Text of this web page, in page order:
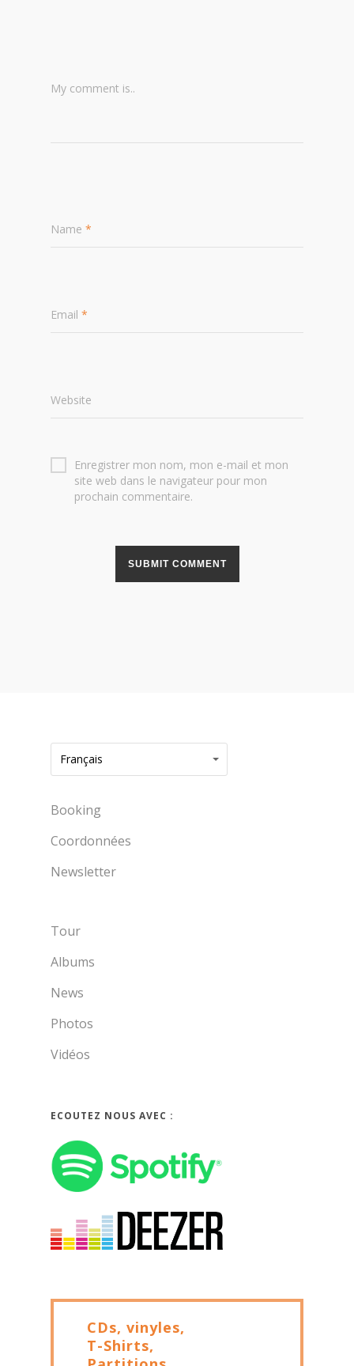
My comment is..
Name *
Email *
Website
Enregistrer mon nom, mon e-mail et mon
site web dans le navigateur pour mon
prochain commentaire.
Français
Booking
Coordonnées
Newsletter
Tour
Albums
News
Photos
Vidéos
ECOUTEZ NOUS AVEC :
CDs, vinyles,
T-Shirts,